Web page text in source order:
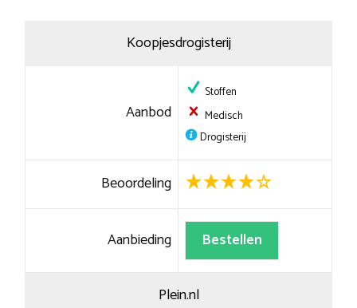
Koopjesdrogisterij
Aanbod
Stoffen
Medisch
Drogisterij
Beoordeling
Aanbieding Bestellen
Plein.nl